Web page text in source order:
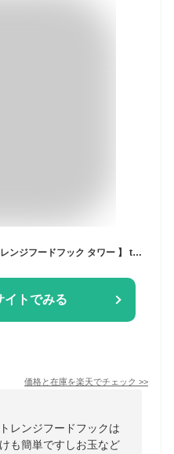
[特典付き] 【 山崎実業 マグネットレンジフードフック タワー 】 tower フック 引っ掛け マグネット 磁石 換気扇 ターナー フライ返し お玉 鍋つかみ 軽量スプーン キッチン小物 おしゃれ シンプル 4839 4840 ホワイト ブラック 白 黒 モノトーン YAMAZAKI 公式
イトでみる
価格と在庫を楽天でチェック >>
レンジフードフックは
も簡単ですしお玉など